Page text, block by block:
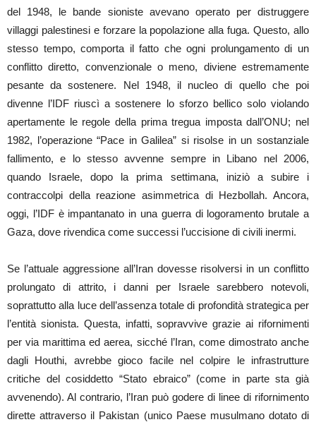
del 1948, le bande sioniste avevano operato per distruggere
villaggi palestinesi e forzare la popolazione alla fuga. Questo, allo
stesso tempo, comporta il fatto che ogni prolungamento di un
conflitto diretto, convenzionale o meno, diviene estremamente
pesante da sostenere. Nel 1948, il nucleo di quello che poi
divenne l’IDF riuscì a sostenere lo sforzo bellico solo violando
apertamente le regole della prima tregua imposta dall’ONU; nel
1982, l’operazione “Pace in Galilea” si risolse in un sostanziale
fallimento, e lo stesso avvenne sempre in Libano nel 2006,
quando Israele, dopo la prima settimana, iniziò a subire i
contraccolpi della reazione asimmetrica di Hezbollah. Ancora,
oggi, l’IDF è impantanato in una guerra di logoramento brutale a
Gaza, dove rivendica come successi l’uccisione di civili inermi.
Se l’attuale aggressione all’Iran dovesse risolversi in un conflitto
prolungato di attrito, i danni per Israele sarebbero notevoli,
soprattutto alla luce dell’assenza totale di profondità strategica per
l’entità sionista. Questa, infatti, sopravvive grazie ai rifornimenti
per via marittima ed aerea, sicché l’Iran, come dimostrato anche
dagli Houthi, avrebbe gioco facile nel colpire le infrastrutture
critiche del cosiddetto “Stato ebraico” (come in parte sta già
avvenendo). Al contrario, l’Iran può godere di linee di rifornimento
dirette attraverso il Pakistan (unico Paese musulmano dotato di